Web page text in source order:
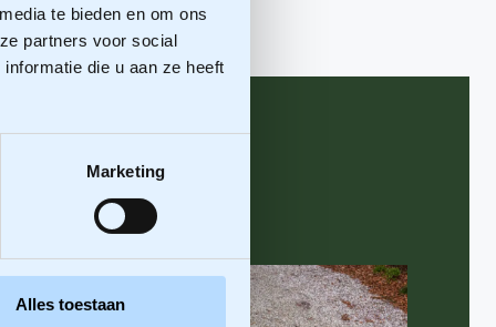
te bieden en om ons
partners voor social
die u aan ze heeft
Marketing
Alles toestaan